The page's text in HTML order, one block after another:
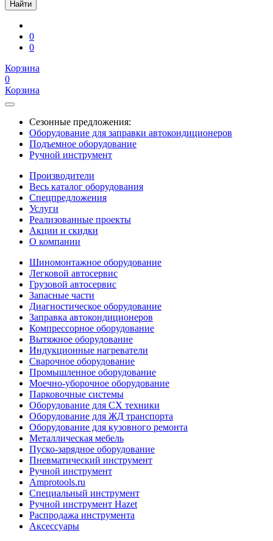
0
0
Корзина
0
Корзина
Сезонные предложения:
Оборудование для заправки автокондиционеров
Подъемное оборудование
Ручной инструмент
Производители
Весь каталог оборудования
Спецпредложения
Услуги
Реализованные проекты
Акции и скидки
О компании
Шиномонтажное оборудование
Легковой автосервис
Грузовой автосервис
Запасные части
Диагностическое оборудование
Заправка автокондиционеров
Компрессорное оборудование
Вытяжное оборудование
Индукционные нагреватели
Сварочное оборудование
Промышленное оборудование
Моечно-уборочное оборудование
Парковочные системы
Оборудование для СХ техники
Оборудование для ЖД транспорта
Оборудование для кузовного ремонта
Металлическая мебель
Пуско-зарядное оборудование
Пневматический инструмент
Ручной инструмент
Amprotools.ru
Специальный инструмент
Ручной инструмент Hazet
Распродажа инструмента
Аксессуары